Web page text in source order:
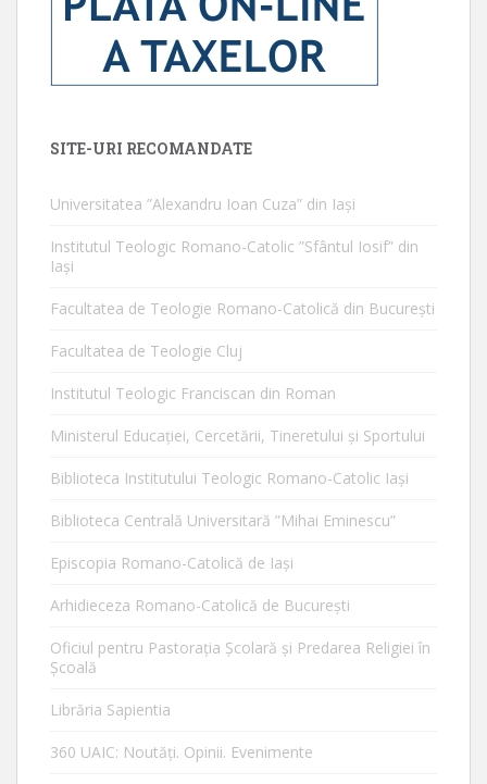
SITE-URI RECOMANDATE
Universitatea ”Alexandru Ioan Cuza” din Iaşi
Institutul Teologic Romano-Catolic ”Sfântul Iosif” din
Iaşi
Facultatea de Teologie Romano-Catolică din Bucureşti
Facultatea de Teologie Cluj
Institutul Teologic Franciscan din Roman
Ministerul Educaţiei, Cercetării, Tineretului şi Sportului
Biblioteca Institutului Teologic Romano-Catolic Iaşi
Biblioteca Centrală Universitară ”Mihai Eminescu”
Episcopia Romano-Catolică de Iaşi
Arhidieceza Romano-Catolică de Bucureşti
Oficiul pentru Pastorația Școlară și Predarea Religiei în
Școală
Librăria Sapientia
360 UAIC: Noutăţi. Opinii. Evenimente